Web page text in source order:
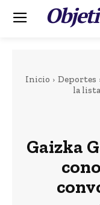
EEUU
Inicio Deportes
la
Gaizka